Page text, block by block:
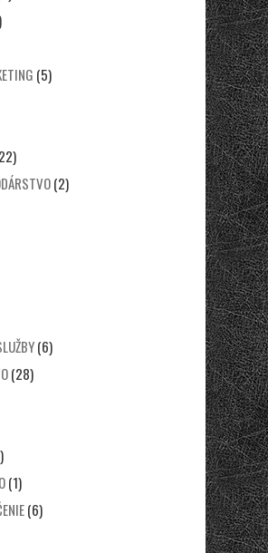
(5)
(2)
(6)
(28)
(1)
(6)